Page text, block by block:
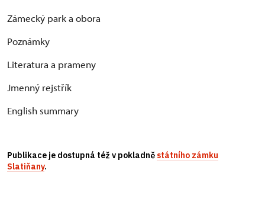
Zámecký park a obora
Poznámky
Literatura a prameny
Jmenný rejstřík
English summary
Publikace je dostupná též v pokladně státního zámku
Slatiňany.